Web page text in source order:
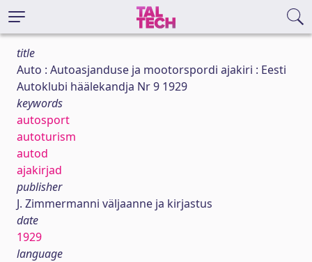
title
Auto : Autoasjanduse ja mootorspordi ajakiri : Eesti
Autoklubi häälekandja Nr 9 1929
keywords
autosport
autoturism
autod
ajakirjad
publisher
J. Zimmermanni väljaanne ja kirjastus
date
1929
language